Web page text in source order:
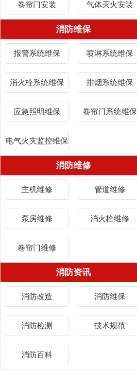
卷帘门安装 气体灭火安装
消防维保
报警系统维保 喷淋系统维保
消火栓系统维保 排烟系统维保
应急照明维保 卷帘门系统维保
电气火灾监控维保
消防维修
主机维修 管道维修
泵房维修 消火栓维修
卷帘门维修
消防资讯
消防改造 消防维保
消防检测 技术规范
消防百科